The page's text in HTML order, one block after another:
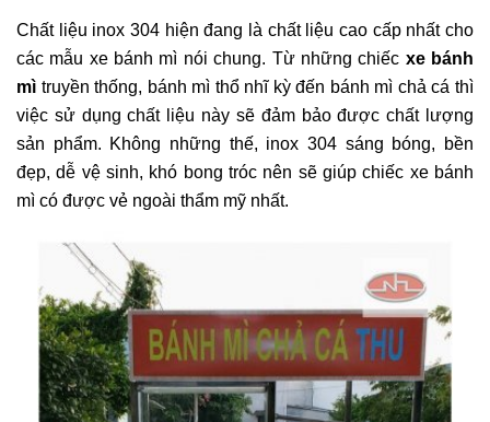
Chất liệu inox 304 hiện đang là chất liệu cao cấp nhất cho
các mẫu xe bánh mì nói chung. Từ những chiếc xe bánh
mì truyền thống, bánh mì thổ nhĩ kỳ đến bánh mì chả cá thì
việc sử dụng chất liệu này sẽ đảm bảo được chất lượng
sản phẩm. Không những thế, inox 304 sáng bóng, bền
đẹp, dễ vệ sinh, khó bong tróc nên sẽ giúp chiếc xe bánh
mì có được vẻ ngoài thẩm mỹ nhất.